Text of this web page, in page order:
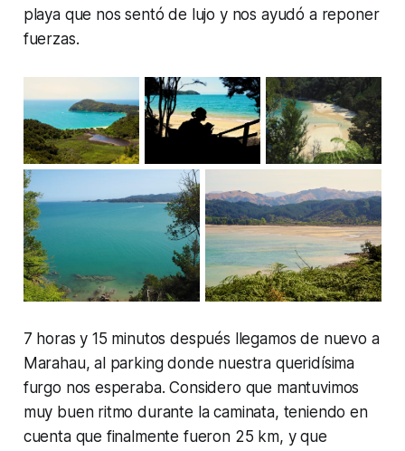
playa que nos sentó de lujo y nos ayudó a reponer
fuerzas.
7 horas y 15 minutos después llegamos de nuevo a
Marahau, al parking donde nuestra queridísima
furgo nos esperaba. Considero que mantuvimos
muy buen ritmo durante la caminata, teniendo en
cuenta que finalmente fueron 25 km, y que